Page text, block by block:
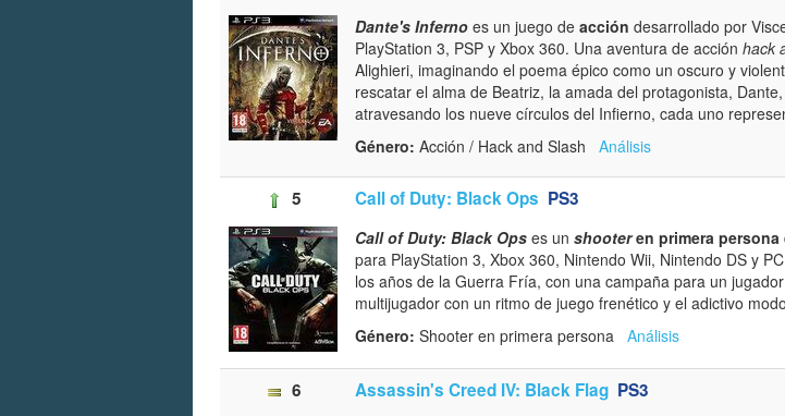
Dante's Inferno es un juego de acción desarrollado por
PlayStation 3, PSP y Xbox 360. Una aventura de acción hack
Alighieri, imaginando el poema épico como un oscuro y
rescatar el alma de Beatriz, la amada del protagonista,
atravesando los nueve círculos del Infierno, cada uno
Género: Acción / Hack and Slash Análisis
5 Call of Duty: Black Ops PS3
Call of Duty: Black Ops es un shooteren primera persona
para PlayStation 3, Xbox 360, Nintendo Wii, Nintendo DS y
los años de la Guerra Fría, con una campaña para un
multijugador con un ritmo de juego frenético y el adictivo
Género: Shooter en primera persona Análisis
6 Assassin's Creed IV: Black Flag PS3